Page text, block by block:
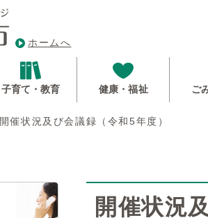
ホームへ
子育て・教育 健康・福祉 ご
開催状況及び会議録（令和5年度）
開催状況